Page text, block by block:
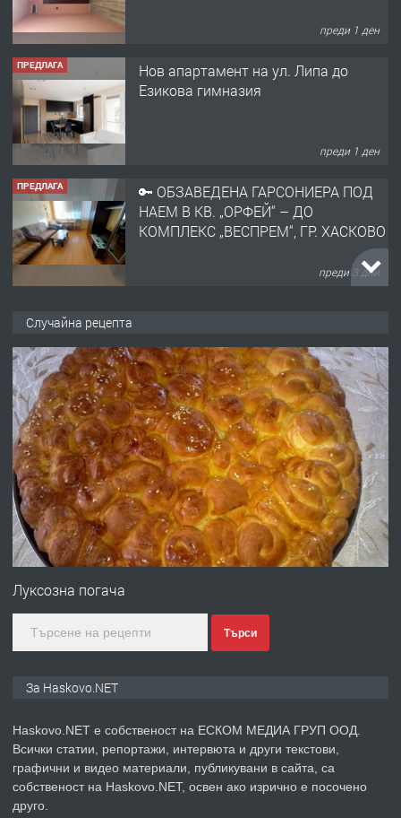
ПРЕДЛАГА
Нов апартамент на ул. Липа до
Езикова гимназия
ПРЕДЛАГА
🔑 ОБЗАВЕДЕНА ГАРСОНИЕРА ПОД
НАЕМ В КВ. „ОРФЕЙ“ – ДО
КОМПЛЕКС „ВЕСПРЕМ“, ГР. ХАСКОВО
преди 3 дни
АПАРТАМЕНТ В ЦЕНТЪРА НА ГР.
ХАСКОВО
преди 4 дни
ПРЕДЛАГА Давам гараж под наем
преди 4 дни
ПРЕДЛАГА
№4120 Магазин/Офис под наем в кв.
Любен Каравелов, Хасково-близо до
преди 5 дни
ПРЕДЛАГА
Продавам парцел в гр. Хасково кв.
Случайна рецепта
Луксозна погача
Търси
За Haskovo.NET
Haskovo.NET е собственост на ЕСКОМ МЕДИА ГРУП ООД.
Всички статии, репортажи, интервюта и други текстови,
графични и видео материали, публикувани в сайта, са
собственост на Haskovo.NET, освен ако изрично е посочено
друго.